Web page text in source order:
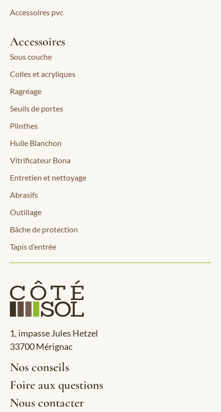
Accessoires pvc
Accessoires
Sous couche
Colles et acryliques
Ragréage
Seuils de portes
Plinthes
Huile Blanchon
Vitrificateur Bona
Entretien et nettoyage
Abrasifs
Outillage
Bâche de protection
Tapis d’entrée
1, impasse Jules Hetzel
33700 Mérignac
Nos conseils
Foire aux questions
Nous contacter